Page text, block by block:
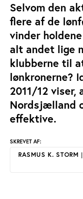
Selvom den
flere af de
vinder
alt andet lige
klubberne til
lønkronerne?
2011/12 viser,
Nordsjælland
effektive.
SKREVET AF:
RASMUS K. STORM